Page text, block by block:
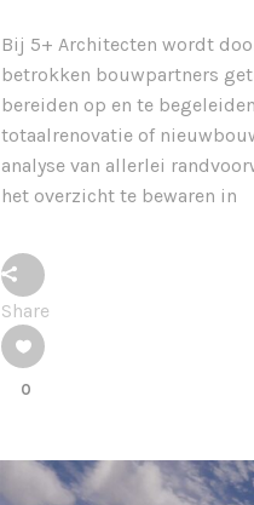
Bij 5+ Architecten wordt
betrokken bouwpartners
bereiden op en te
totaalrenovatie of
analyse van allerlei
het overzicht te bewaren in
Share
0